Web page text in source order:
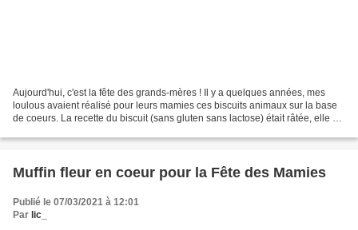
Aujourd'hui, c'est la fête des grands-mères ! Il y a quelques années, mes
loulous avaient réalisé pour leurs mamies ces biscuits animaux sur la base
de coeurs. La recette du biscuit (sans gluten sans lactose) était râtée, elle est
Muffin fleur en coeur pour la Fête des Mamies
Publié le 07/03/2021 à 12:01
Par lic_